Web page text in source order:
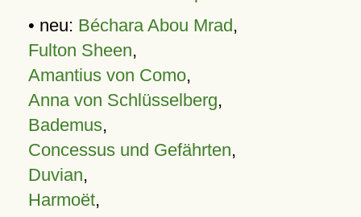
• neu: Béchara Abou Mrad,
Fulton Sheen,
Amantius von Como,
Anna von Schlüsselberg,
Bademus,
Concessus und Gefährten,
Duvian,
Harmoët,